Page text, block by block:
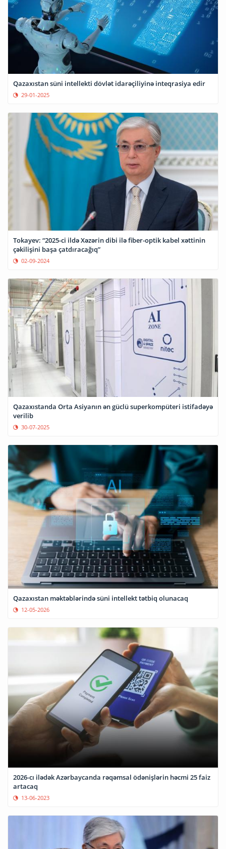
Qazaxıstan süni intellekti dövlət idarəçiliyinə inteqrasiya edir
29-01-2025
Tokayev: “2025-ci ildə Xəzərin dibi ilə fiber-optik kabel xəttinin
çəkilişini başa çatdıracağıq”
02-09-2024
Qazaxıstanda Orta Asiyanın ən güclü superkompüteri istifadəyə
verilib
30-07-2025
Qazaxıstan məktəblərində süni intellekt tətbiq olunacaq
12-05-2026
2026-cı ilədək Azərbaycanda rəqəmsal ödənişlərin həcmi 25 faiz
artacaq
13-06-2023